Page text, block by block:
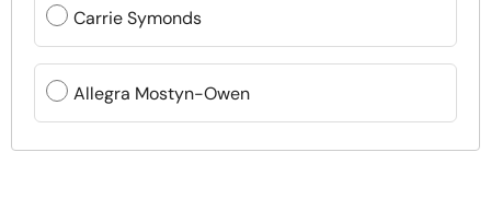
Carrie Symonds
Allegra Mostyn-Owen